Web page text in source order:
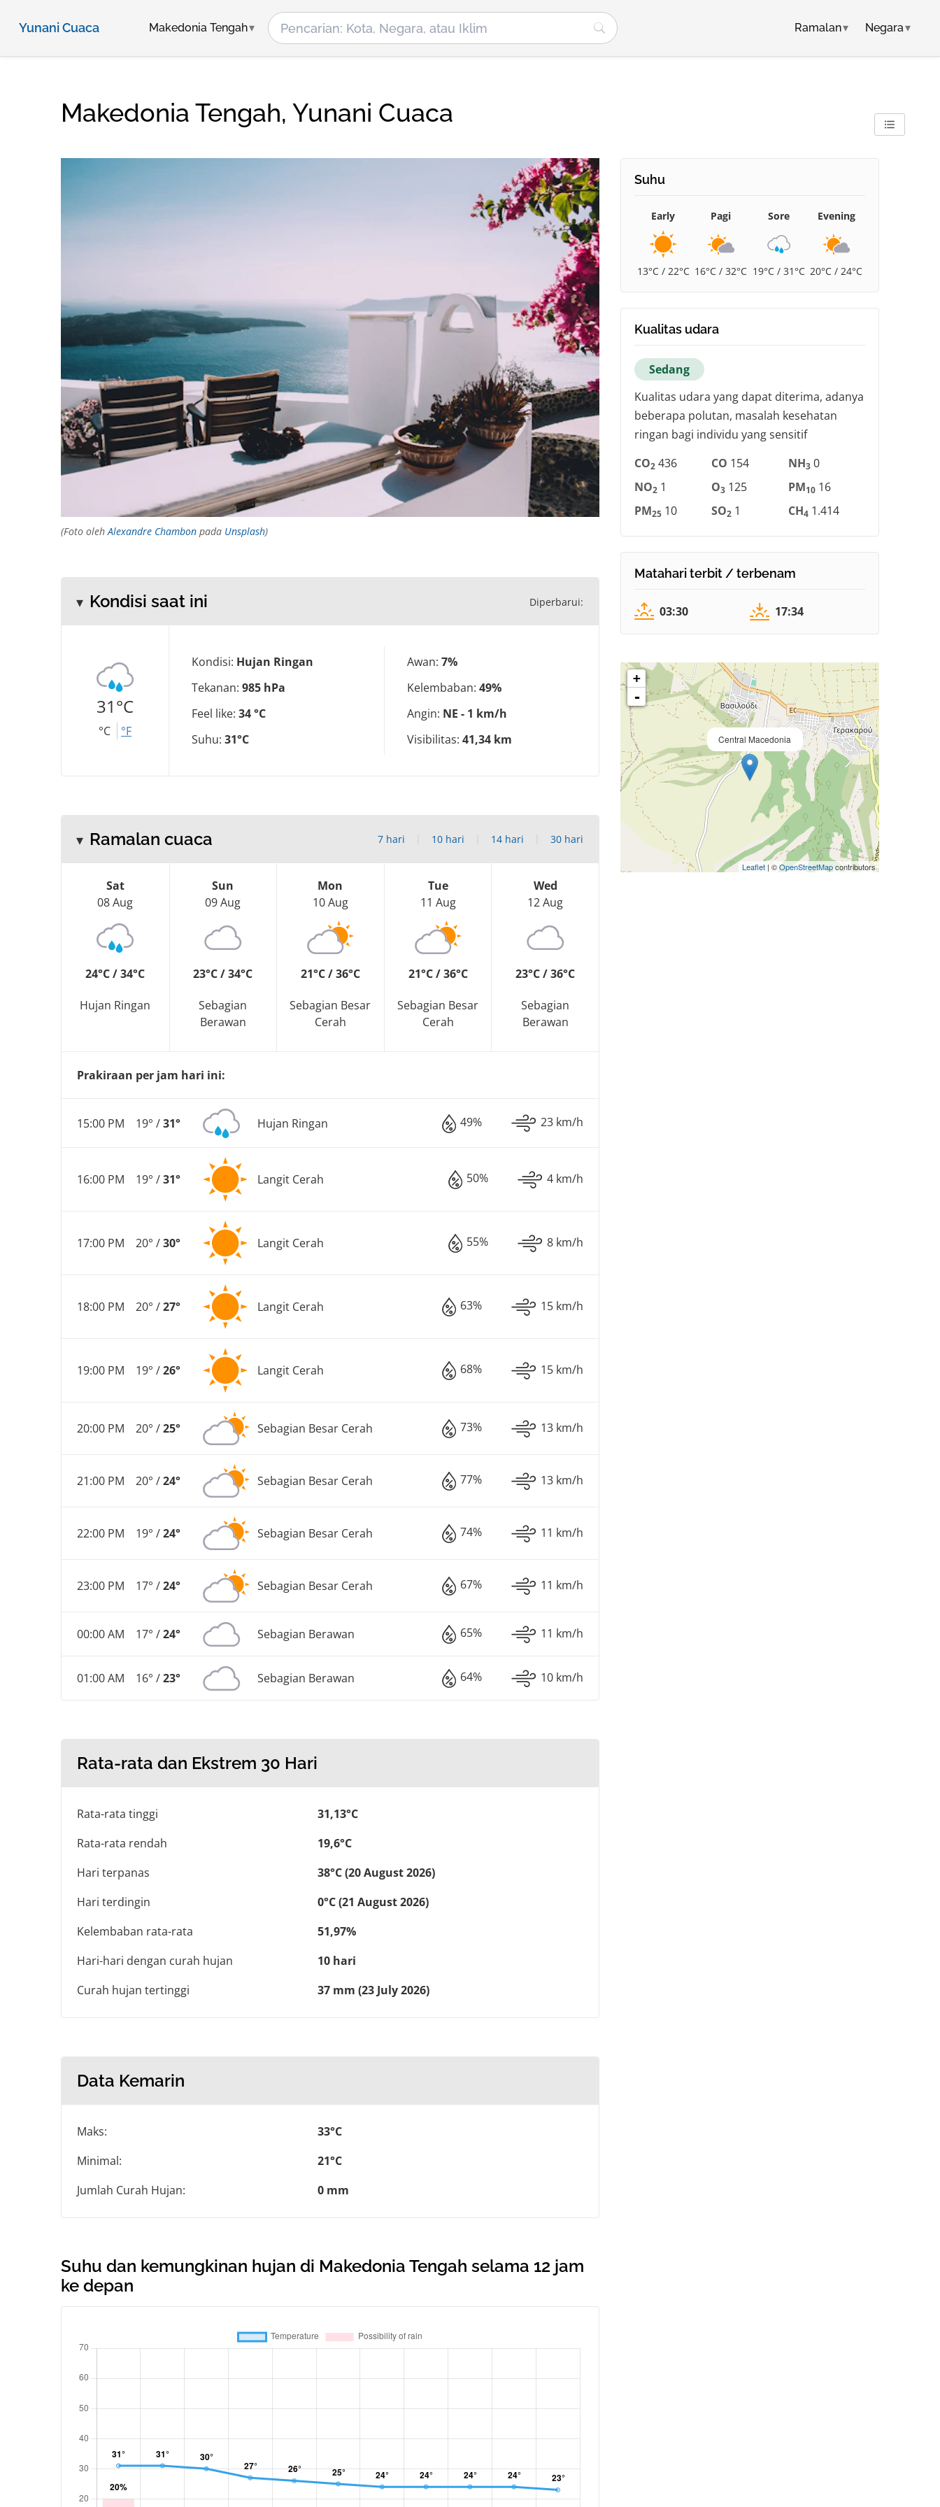
Yunani Cuaca Makedonia Tengah Ramalan▾ Negara▾
Makedonia Tengah, Yunani Cuaca
(Foto olehAlexandre Chambon pada Unsplash)
Kondisi saat ini Diperbarui:
31°C
°C °F
Kondisi: Hujan Ringan
Tekanan: 985 hPa
Feel like: 34 °C
Suhu: 31°C
Awan: 7%
Kelembaban: 49%
Angin: NE - 1 km/h
Visibilitas: 41,34 km
Ramalan cuaca 7 hari 10 hari 14 hari 30 hari
Sat
08 Aug
24°C / 34°C
Hujan Ringan
Sun
09 Aug
23°C / 34°C
Sebagian
Berawan
Mon
10 Aug
21°C / 36°C
Sebagian Besar
Cerah
Tue
11 Aug
21°C / 36°C
Sebagian Besar
Cerah
Wed
12 Aug
23°C / 36°C
Sebagian
Berawan
Prakiraan per jam hari ini:
15:00 PM 19° /31° Hujan Ringan 49% 23 km/h
16:00 PM 19° /31° Langit Cerah 50% 4 km/h
17:00 PM 20° /30° Langit Cerah 55% 8 km/h
18:00 PM 20° /27° Langit Cerah 63% 15 km/h
19:00 PM 19° /26° Langit Cerah 68% 15 km/h
20:00 PM 20° /25° Sebagian Besar Cerah 73% 13 km/h
21:00 PM 20° /24° Sebagian Besar Cerah 77% 13 km/h
22:00 PM 19° /24° Sebagian Besar Cerah 74% 11 km/h
23:00 PM 17° /24° Sebagian Besar Cerah 67% 11 km/h
00:00 AM 17° /24° Sebagian Berawan 65% 11 km/h
01:00 AM 16° /23° Sebagian Berawan 64% 10 km/h
Rata-rata dan Ekstrem 30 Hari
Rata-rata tinggi
31,13°C
Rata-rata rendah
19,6°C
Hari terpanas
38°C (20 August 2026)
Hari terdingin
0°C (21 August 2026)
Kelembaban rata-rata
51,97%
Hari-hari dengan curah hujan
10 hari
Curah hujan tertinggi
37 mm (23 July 2026)
Data Kemarin
Maks:
33°C
Minimal:
21°C
Jumlah Curah Hujan:
0 mm
Suhu dan kemungkinan hujan di Makedonia Tengah selama 12 jam
ke depan
Suhu
Early
13°C / 22°C
Pagi
16°C / 32°C
Sore
19°C / 31°C
Evening
20°C / 24°C
Kualitas udara
Sedang
Kualitas udara yang dapat diterima, adanya
beberapa polutan, masalah kesehatan
ringan bagi individu yang sensitif
CO2 436 CO 154 NH3 0
NO2 1 O3 125 PM10 16
PM25 10 SO2 1 CH4 1.414
Matahari terbit / terbenam
03:30 17:34
Central Macedonia
+
-
Leaflet| ©OpenStreetMapcontributors